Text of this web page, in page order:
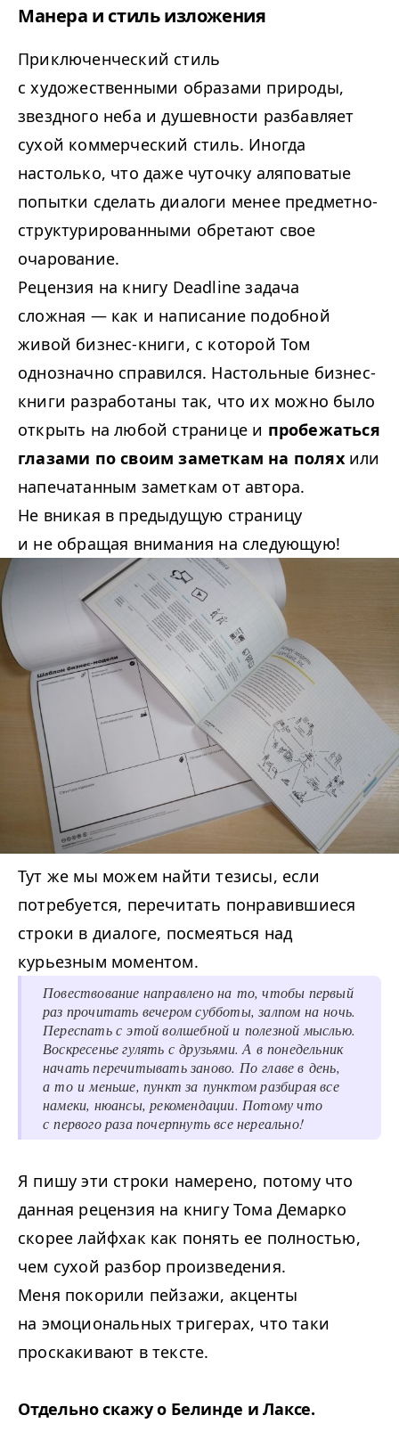
Манера и стиль изложения
Приключенческий стиль
с художественными образами природы,
звездного неба и душевности разбавляет
сухой коммерческий стиль. Иногда
настолько, что даже чуточку аляповатые
попытки сделать диалоги менее предметно-
структурированными обретают свое
очарование.
Рецензия на книгу Deadline задача
сложная — как и написание подобной
живой бизнес-книги, с которой Том
однозначно справился. Настольные бизнес-
книги разработаны так, что их можно было
открыть на любой странице и пробежаться
глазами по своим заметкам на полях или
напечатанным заметкам от автора.
Не вникая в предыдущую страницу
и не обращая внимания на следующую!
Тут же мы можем найти тезисы, если
потребуется, перечитать понравившиеся
строки в диалоге, посмеяться над
курьезным моментом.
Повествование направлено на то, чтобы первый
раз прочитать вечером субботы, залпом на ночь.
Переспать с этой волшебной и полезной мыслью.
Воскресенье гулять с друзьями. А в понедельник
начать перечитывать заново. По главе в день,
а то и меньше, пункт за пунктом разбирая все
намеки, нюансы, рекомендации. Потому что
с первого раза почерпнуть все нереально!
Я пишу эти строки намерено, потому что
данная рецензия на книгу Тома Демарко
скорее лайфхак как понять ее полностью,
чем сухой разбор произведения.
Меня покорили пейзажи, акценты
на эмоциональных тригерах, что таки
проскакивают в тексте.
Отдельно скажу о Белинде и Лаксе.